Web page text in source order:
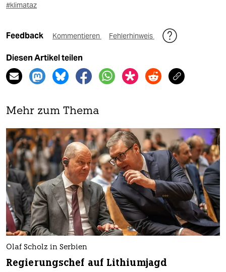
#klimataz
Feedback Kommentieren Fehlerhinweis
Diesen Artikel teilen
Mehr zum Thema
Olaf Scholz in Serbien
Regierungschef auf Lithiumjagd